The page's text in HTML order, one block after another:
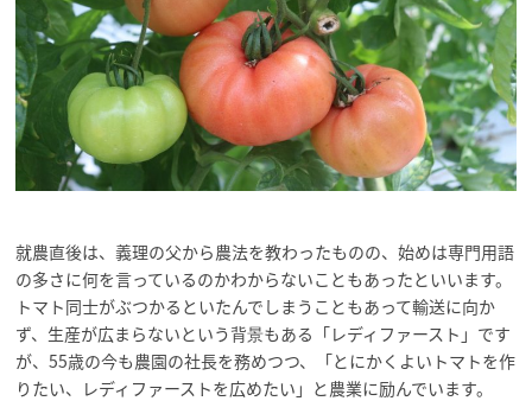
就農直後は、義理の父から農法を教わったものの、始めは専門用語
の多さに何を言っているのかわからないこともあったといいます。
トマト同士がぶつかるといたんでしまうこともあって輸送に向か
ず、生産が広まらないという背景もある「レディファースト」です
が、55歳の今も農園の社長を務めつつ、「とにかくよいトマトを作
りたい、レディファーストを広めたい」と農業に励んでいます。